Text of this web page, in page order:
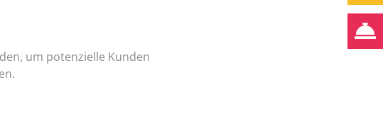
um potenzielle Kunden